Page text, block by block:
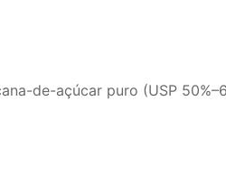
de-açúcar puro (USP